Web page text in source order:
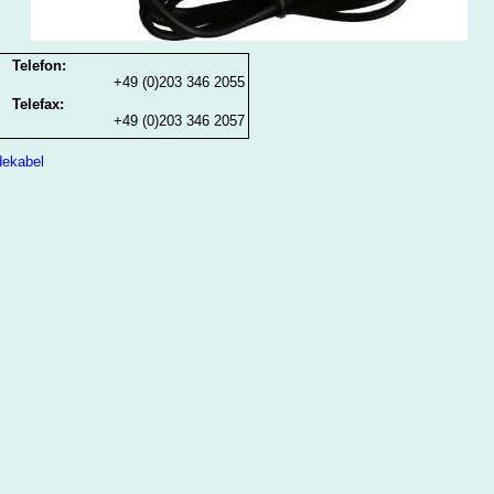
Telefon:
+49 (0)203 346 2055
Telefax:
+49 (0)203 346 2057